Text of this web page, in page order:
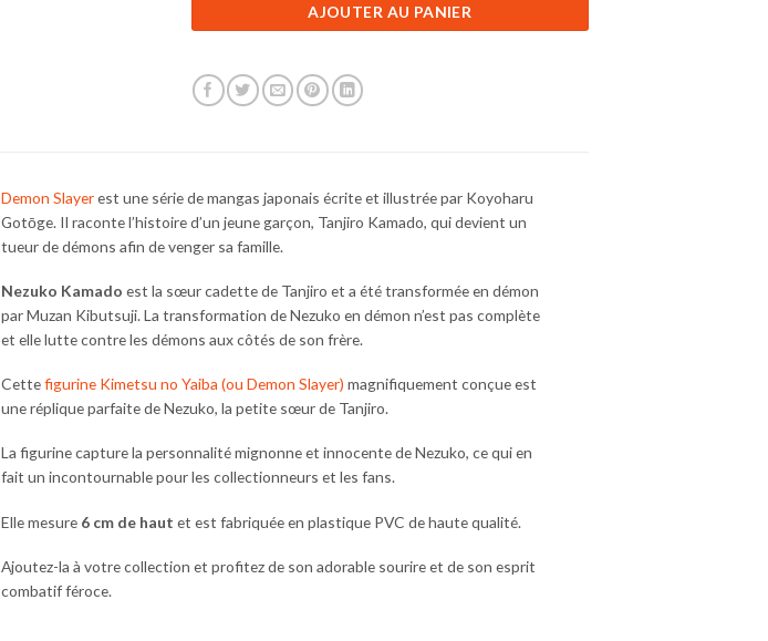
AJOUTER AU PANIER
Demon Slayerest une série de mangas japonais écrite et illustrée par Koyoharu
Gotōge. Il raconte l’histoire d’un jeune garçon, Tanjiro Kamado, qui devient un
tueur de démons afin de venger sa famille.
Nezuko Kamado est la sœur cadette de Tanjiro et a été transformée en démon
par Muzan Kibutsuji. La transformation de Nezuko en démon n’est pas complète
et elle lutte contre les démons aux côtés de son frère.
Cettefigurine Kimetsu no Yaiba (ou Demon Slayer) magnifiquement conçue est
une réplique parfaite de Nezuko, la petite sœur de Tanjiro.
La figurine capture la personnalité mignonne et innocente de Nezuko, ce qui en
fait un incontournable pour les collectionneurs et les fans.
Elle mesure 6 cm de haut et est fabriquée en plastique PVC de haute qualité.
Ajoutez-la à votre collection et profitez de son adorable sourire et de son esprit
combatif féroce.